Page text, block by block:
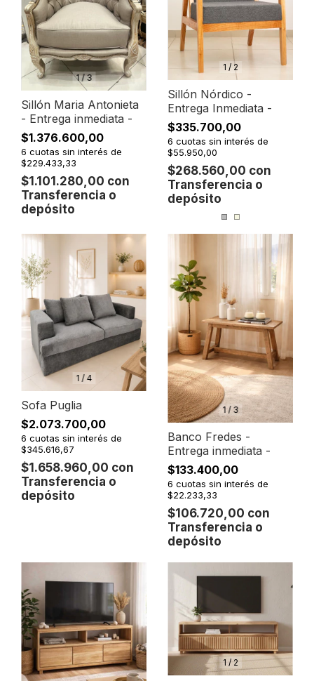
1/3
Sillón Maria Antonieta
- Entrega inmediata -
$1.376.600,00
$1.101.280,00 con
Transferencia o
depósito
6 cuotas sin interés de
$229.433,33
1 / 2
Sillón Nórdico -
Entrega Inmediata -
$335.700,00
$268.560,00 con
Transferencia o
depósito
6 cuotas sin interés de
$55.950,00
1 / 4
Sofa Puglia
$2.073.700,00
$1.658.960,00 con
Transferencia o
depósito
6 cuotas sin interés de
$345.616,67
1 / 3
Banco Fredes -
Entrega inmediata -
$133.400,00
$106.720,00 con
Transferencia o
depósito
6 cuotas sin interés de
$22.233,33
1 /2